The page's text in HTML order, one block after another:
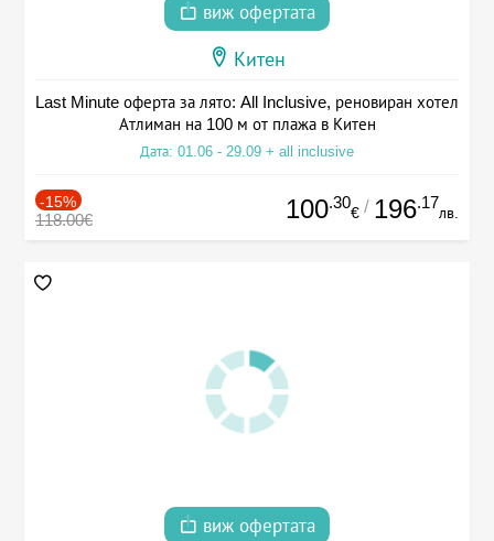
виж офертата
Китен
Last Minute оферта за лято: All Inclusive, реновиран хотел
Атлиман на 100 м от плажа в Китен
Дата: 01.06 - 29.09 + all inclusive
-15%
118.00€ 100.30
€ / 196.17
лв.
виж офертата